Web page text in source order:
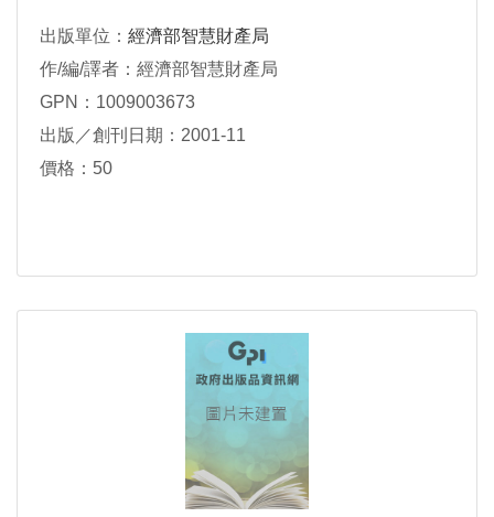
出版單位： 經濟部智慧財產局
作/編/譯者：經濟部智慧財產局
GPN：1009003673
出版／創刊日期：2001-11
價格：50